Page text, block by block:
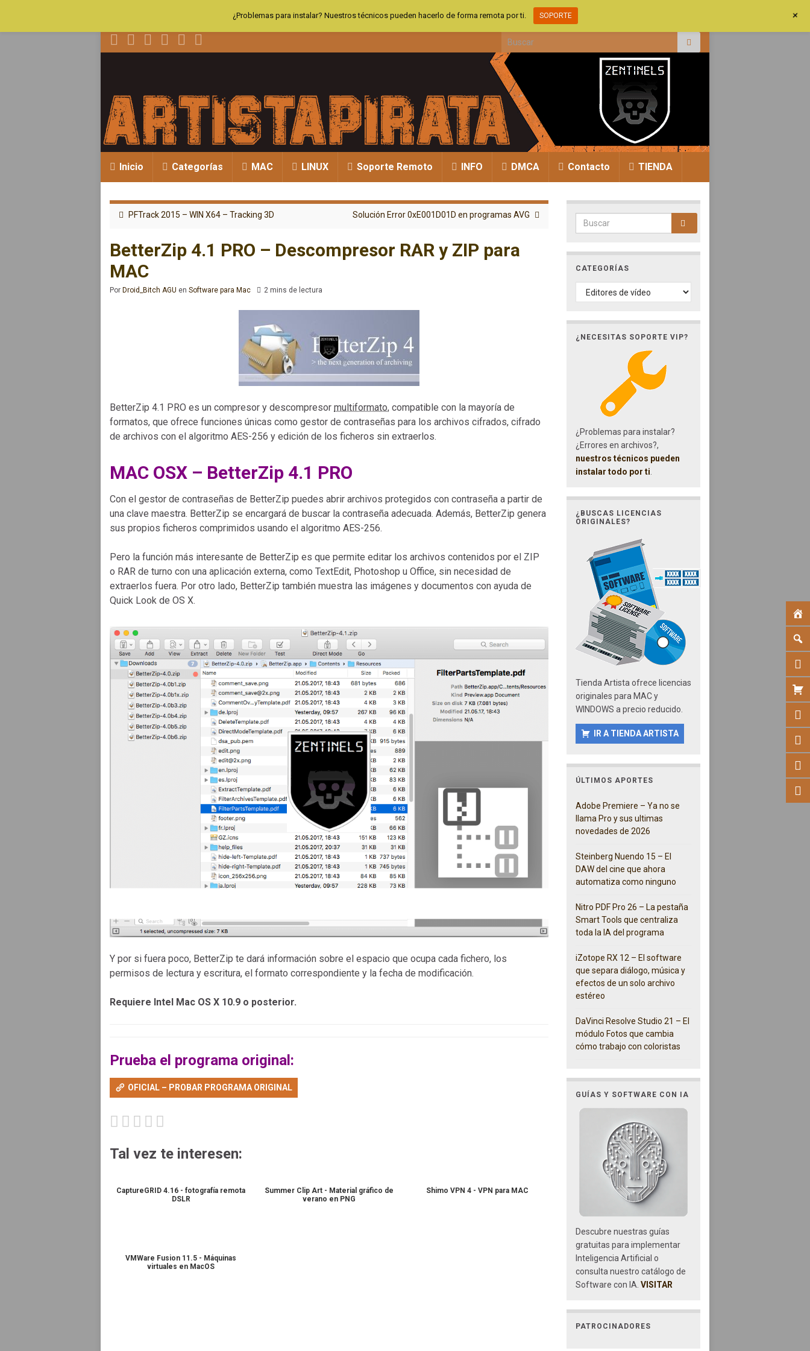
Search for:
Inicio Categorías MAC LINUX Soporte Remoto INFO DMCA Contacto TIENDA
PFTrack 2015 – WIN X64 – Tracking 3D Solución Error 0xE001D01D en programas AVG
BetterZip 4.1 PRO – Descompresor RAR y ZIP para
MAC
Por Droid_Bitch AGU en Software para Mac 2 mins de lectura
BetterZip 4.1 PRO es un compresor y descompresor multiformato, compatible con la mayoría de
formatos, que ofrece funciones únicas como gestor de contraseñas para los archivos cifrados, cifrado
de archivos con el algoritmo AES-256 y edición de los ficheros sin extraerlos.
MAC OSX – BetterZip 4.1 PRO
Con el gestor de contraseñas de BetterZip puedes abrir archivos protegidos con contraseña a partir de
una clave maestra. BetterZip se encargará de buscar la contraseña adecuada. Además, BetterZip genera
sus propios ficheros comprimidos usando el algoritmo AES-256.
Pero la función más interesante de BetterZip es que permite editar los archivos contenidos por el ZIP
o RAR de turno con una aplicación externa, como TextEdit, Photoshop u Office, sin necesidad de
extraerlos fuera. Por otro lado, BetterZip también muestra las imágenes y documentos con ayuda de
Quick Look de OS X.
Y por si fuera poco, BetterZip te dará información sobre el espacio que ocupa cada fichero, los
permisos de lectura y escritura, el formato correspondiente y la fecha de modificación.
Requiere Intel Mac OS X 10.9 o posterior.
Prueba el programa original:
OFICIAL – PROBAR PROGRAMA ORIGINAL
Tal vez te interesen:
CaptureGRID 4.16 - fotografía remota
DSLR
Summer Clip Art - Material gráfico de
verano en PNG
Shimo VPN 4 - VPN para MAC
VMWare Fusion 11.5 - Máquinas
virtuales en MacOS
Search for:
CATEGORÍAS
CATEGORÍAS
¿NECESITAS SOPORTE VIP?
¿Problemas para instalar?
¿Errores en archivos?,
nuestros técnicos pueden
instalar todo por ti
¿BUSCAS LICENCIAS
ORIGINALES?
Tienda Artista ofrece licencias
originales para MAC y
WINDOWS a precio reducido.
IR A TIENDA ARTISTA
ÚLTIMOS APORTES
Adobe Premiere – Ya no se
llama Pro y sus ultimas
novedades de 2026
Steinberg Nuendo 15 – El
DAW del cine que ahora
automatiza como ninguno
Nitro PDF Pro 26 – La pestaña
Smart Tools que centraliza
toda la IA del programa
iZotope RX 12 – El software
que separa diálogo, música y
efectos de un solo archivo
estéreo
DaVinci Resolve Studio 21 – El
módulo Fotos que cambia
cómo trabajo con coloristas
GUÍAS Y SOFTWARE CON IA
Descubre nuestras guías
gratuitas para implementar
Inteligencia Artificial o
consulta nuestro catálogo de
Software con IA. VISITAR
PATROCINADORES
¿Problemas para instalar? Nuestros técnicos pueden hacerlo de forma remota por ti. SOPORTE +